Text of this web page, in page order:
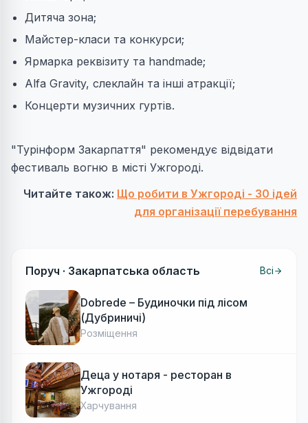
Дитяча зона;
Майстер-класи та конкурси;
Ярмарка реквізиту та handmade;
Alfa Gravity, слеклайн та інші атракції;
Концерти музичних гуртів.
"Турінформ Закарпаття" рекомендує відвідати
фестиваль вогню в місті Ужгороді.
Читайте також: Що робити в Ужгороді - 30 ідей
для організації перебування
Поруч · Закарпатська область Всі
Dobrede – Будиночки під лісом
(Дубриничі)
Розміщення
Деца у нотаря - ресторан в
Ужгороді
Харчування